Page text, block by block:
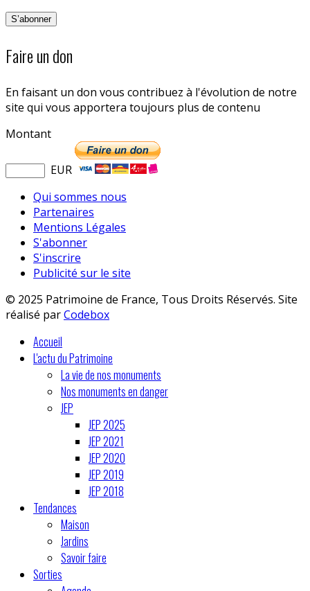
Faire un don
En faisant un don vous contribuez à l'évolution de notre
site qui vous apportera toujours plus de contenu
Montant
EUR
Qui sommes nous
Partenaires
Mentions Légales
S'abonner
S'inscrire
Publicité sur le site
© 2025 Patrimoine de France, Tous Droits Réservés. Site
réalisé parCodebox
Accueil
L'actu du Patrimoine
La vie de nos monuments
Nos monuments en danger
JEP
JEP 2025
JEP 2021
JEP 2020
JEP 2019
JEP 2018
Tendances
Maison
Jardins
Savoir faire
Sorties